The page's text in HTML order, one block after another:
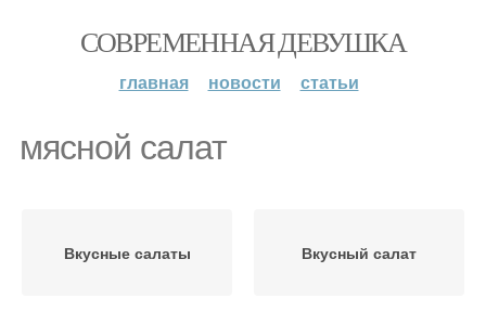
СОВРЕМЕННАЯ ДЕВУШКА
главная новости статьи
мясной салат
Вкусные салаты Вкусный салат